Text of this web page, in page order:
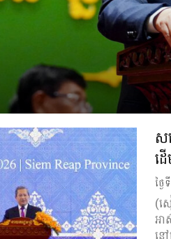
សម្តេចបវរធិបតី ហ៊ុន
ទម្លាក់គុណភាព ដើ
TSK Hot News ថ្ង
ស
ដ
ថ្ង
(ស
អ